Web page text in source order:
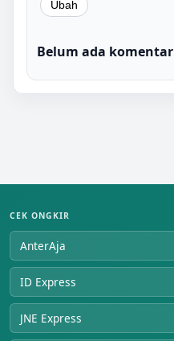
Belum ada komentar
CEK ONGKIR
AnterAja
ID Express
JNE Express